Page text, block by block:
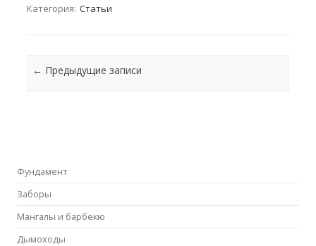
Категория: Статьи
Навигация
← Предыдущие записи
Фундамент
Заборы
Мангалы и барбекю
Дымоходы